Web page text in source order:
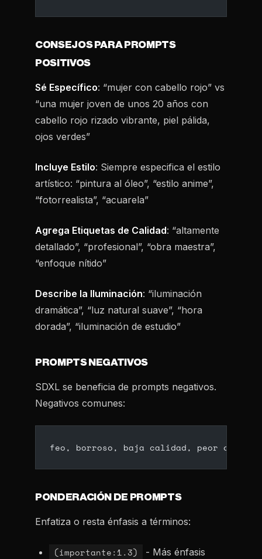
CONSEJOS PARA PROMPTS
POSITIVOS
Sé Específico: “mujer con cabello rojo” vs
“una mujer joven de unos 20 años con
cabello rojo rizado vibrante, piel pálida,
ojos verdes”
Incluye Estilo: Siempre especifica el estilo
artístico: “pintura al óleo”, “estilo anime”,
“fotorrealista”, “acuarela”
Agrega Etiquetas de Calidad: “altamente
detallado”, “profesional”, “obra maestra”,
“enfoque nítido”
Describe la Iluminación: “iluminación
dramática”, “luz natural suave”, “hora
dorada”, “iluminación de estudio”
PROMPTS NEGATIVOS
SDXL se beneficia de prompts negativos.
Negativos comunes:
feo, borroso, baja calidad, peor calidad,
PONDERACIÓN DE PROMPTS
Enfatiza o resta énfasis a términos:
(importante:1.3) - Más énfasis